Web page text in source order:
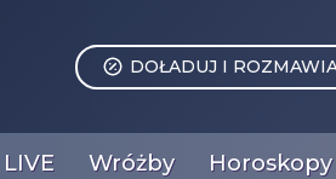
DOŁADUJ I
LIVE Wróżby Horoskopy